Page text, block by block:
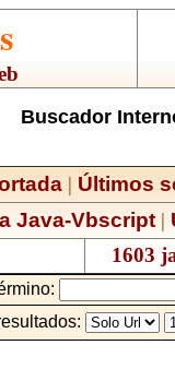
Buscador
| Últimos
Java-Vbscript |
1603